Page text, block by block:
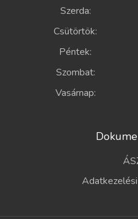
Szerda:
Csütörtök:
Péntek:
Szombat:
Vasárnap: